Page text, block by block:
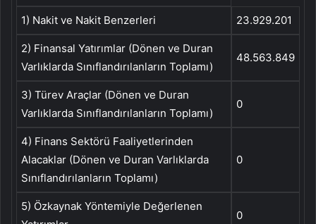
1) Nakit ve Nakit Benzerleri 23.929.201
2) Finansal Yatırımlar (Dönen ve Duran
Varlıklarda Sınıflandırılanların Toplamı)
48.563.849
3) Türev Araçlar (Dönen ve Duran
Varlıklarda Sınıflandırılanların Toplamı)
0
4) Finans Sektörü Faaliyetlerinden
Alacaklar (Dönen ve Duran Varlıklarda
Sınıflandırılanların Toplamı)
0
5) Özkaynak Yöntemiyle Değerlenen
0